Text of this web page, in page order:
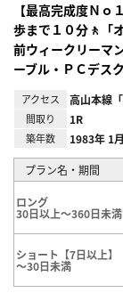
【最高完成度Ｎ
歩まで１０分🚶「
前ウィークリーマ
ーブル・ＰＣデスク
アクセス 高山本線
間取り 1R
築年数 1983年 1
プラン名・期間
ロング
30日以上～360日未満
ショート【7日以上】
～30日未満